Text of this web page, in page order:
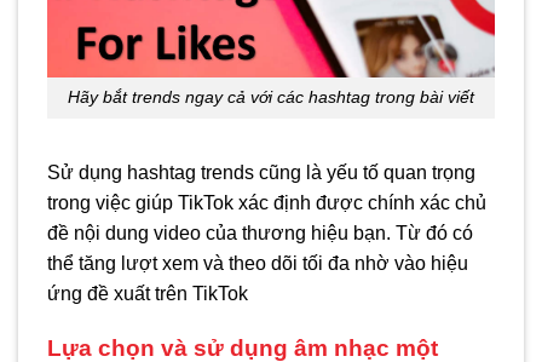
Hãy bắt trends ngay cả với các hashtag trong bài viết
Sử dụng hashtag trends cũng là yếu tố quan trọng
trong việc giúp TikTok xác định được chính xác chủ
đề nội dung video của thương hiệu bạn. Từ đó có
thể tăng lượt xem và theo dõi tối đa nhờ vào hiệu
ứng đề xuất trên TikTok
Lựa chọn và sử dụng âm nhạc một